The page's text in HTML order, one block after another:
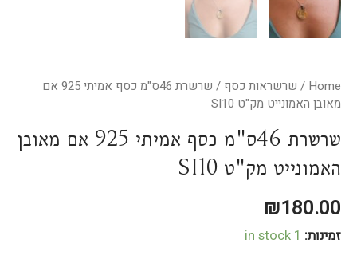
Home
/ שרשראות כסף
/ שרשרת 46ס"מ כסף אמיתי 925 אם
מאובן האמונייט מק"ט SI10
שרשרת 46ס"מ כסף אמיתי 925 אם מאובן
האמונייט מק"ט SI10
₪180.00
זמינות: 1 in stock